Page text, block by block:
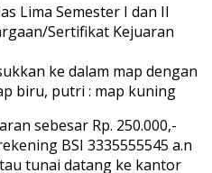
Lima Semester I dan II
Sertifikat Kejuaran
ke dalam map dengan
biru, putri : map kuning
sebesar Rp. 250.000,-
BSI 3335555545 a.n
tunai datang ke kantor